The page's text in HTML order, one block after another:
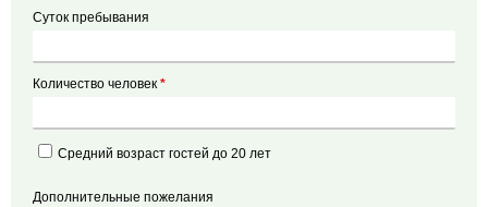
Суток пребывания
Количество человек *
Средний возраст гостей до 20 лет
Дополнительные пожелания